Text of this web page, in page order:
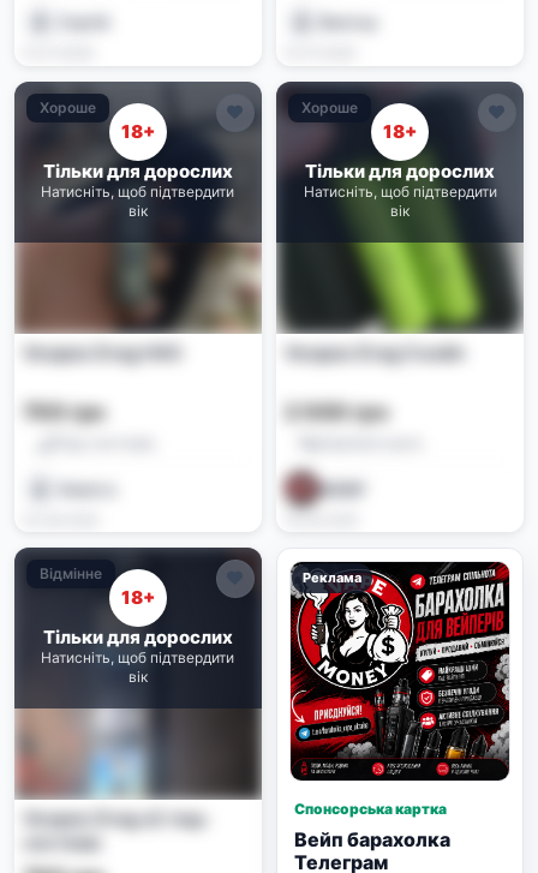
Хороше
18+
Тільки для дорослих
Натисніть, щоб підтвердити
вік
Voopoo Drag H40
700 грн
Хороше
18+
Тільки для дорослих
Натисніть, щоб підтвердити
вік
Voopoo Drag 5 вейп
2 000 грн
𝑴𝑬𝑹𝑭
Відмінне
18+
Тільки для дорослих
Натисніть, щоб підтвердити
вік
Voopoo Drag s2 под-
Реклама
Спонсорська картка
Вейп барахолка
Телеграм